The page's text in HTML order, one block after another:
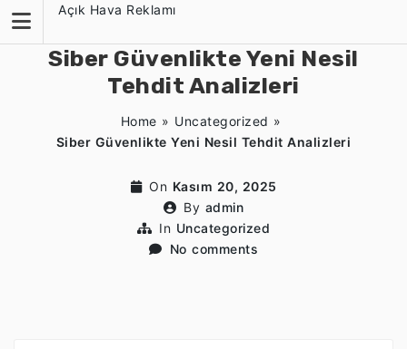
content
Açık Hava Reklamı
Siber Güvenlikte Yeni Nesil
Tehdit Analizleri
Home » Uncategorized »
Siber Güvenlikte Yeni Nesil Tehdit Analizleri
On Kasım 20, 2025
By admin
In Uncategorized
No comments